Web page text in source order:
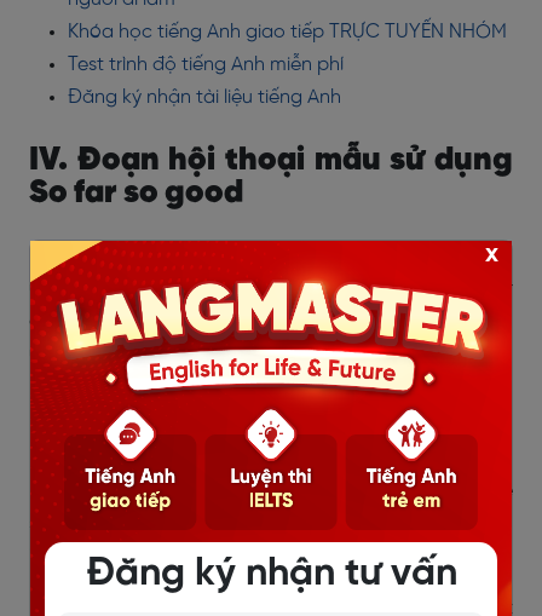
Khóa học tiếng Anh giao tiếp TRỰC TUYẾN NHÓM
Test trình độ tiếng Anh miễn phí
Đăng ký nhận tài liệu tiếng Anh
IV. Đoạn hội thoại mẫu sử dụng
So far so good
Emma and Mark often meet at a coffee shop to catch
up and discuss their latest activities. Today, their
conversation focuses on Mark's preparation for an
upcoming marathon.
Emma: How's your training for the marathon going,
Mark?
Mark: So far, so good, Emma. I've been following the
schedule religiously, and my running times have been
improving steadily.
Emma: That's great to hear! Are you feeling confident
Đăng ký nhận tư vấn
x